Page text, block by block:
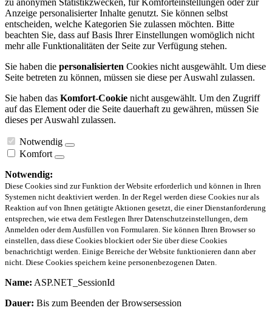
Anzeige personalisierter Inhalte genutzt. Sie können selbst
entscheiden, welche Kategorien Sie zulassen möchten. Bitte
beachten Sie, dass auf Basis Ihrer Einstellungen womöglich nicht
mehr alle Funktionalitäten der Seite zur Verfügung stehen.
Sie haben die personalisierten Cookies nicht ausgewählt. Um diese
Seite betreten zu können, müssen sie diese per Auswahl zulassen.
Sie haben das Komfort-Cookie nicht ausgewählt. Um den Zugriff
auf das Element oder die Seite dauerhaft zu gewähren, müssen Sie
dieses per Auswahl zulassen.
Notwendig
Komfort
Notwendig:
Diese Cookies sind zur Funktion der Website erforderlich und können in Ihren
Systemen nicht deaktiviert werden. In der Regel werden diese Cookies nur als
Reaktion auf von Ihnen getätigte Aktionen gesetzt, die einer Dienstanforderung
entsprechen, wie etwa dem Festlegen Ihrer Datenschutzeinstellungen, dem
Anmelden oder dem Ausfüllen von Formularen. Sie können Ihren Browser so
einstellen, dass diese Cookies blockiert oder Sie über diese Cookies
benachrichtigt werden. Einige Bereiche der Website funktionieren dann aber
nicht. Diese Cookies speichern keine personenbezogenen Daten.
Name: ASP.NET_SessionId
Dauer: Bis zum Beenden der Browsersession